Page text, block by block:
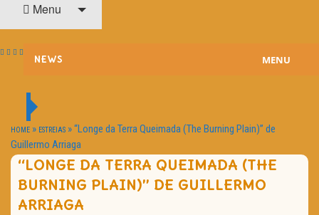
Menu
NEWS
PASSATEMPOS
HOME CINEMA
NOTA PESSOAL
MENU
HOME » ESTREIAS »“Longe da Terra Queimada (The Burning Plain)” de
Guillermo Arriaga
“LONGE DA TERRA QUEIMADA (THE
BURNING PLAIN)” DE GUILLERMO
ARRIAGA